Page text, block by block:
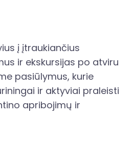
į įtraukiančius
ir ekskursijas po atviru
pasiūlymus, kurie
ir aktyviai praleisti
apribojimų ir